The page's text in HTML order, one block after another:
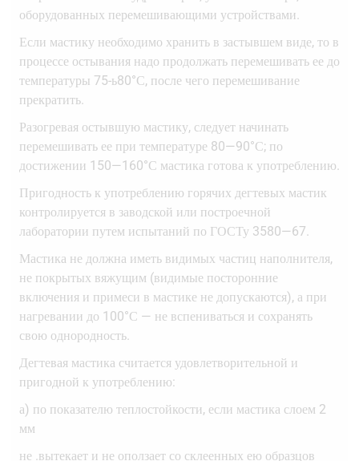
оборудованных перемешивающими устройствами.
Если мастику необходимо хранить в застывшем виде, то в
процессе остывания надо продолжать перемешивать ее до
температуры 75-ь80°С, после чего перемешивание
прекратить.
Разогревая остывшую мастику, следует начинать
перемешивать ее при температуре 80—90°С; по
достижении 150—160°С мастика готова к употреблению.
Пригодность к употреблению горячих дегтевых мастик
контролируется в заводской или построечной
лаборатории путем испытаний по ГОСТу 3580—67.
Мастика не должна иметь видимых частиц наполнителя,
не покрытых вяжущим (видимые посторонние
включения и примеси в мастике не допускаются), а при
нагревании до 100°С — не вспениваться и сохранять
свою однородность.
Дегтевая мастика считается удовлетворительной и
пригодной к употреблению:
а) по показателю теплостойкости, если мастика слоем 2
мм
не .вытекает и не оползает со склеенных ею образцов